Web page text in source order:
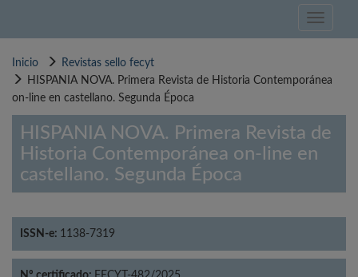
Toggle
Inicio
Revistas sello fecyt
HISPANIA NOVA. Primera Revista de Historia Contemporánea
on-line en castellano. Segunda Época
HISPANIA NOVA. Primera Revista de
Historia Contemporánea on-line en
castellano. Segunda Época
ISSN-e: 1138-7319